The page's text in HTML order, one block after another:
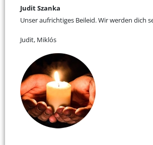
Judit Szanka
Unser aufrichtiges Beileid. Wir werden dich
Judit, Miklós